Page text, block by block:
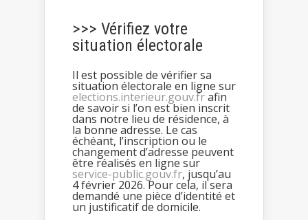
>>> Vérifiez votre
situation électorale
Il est possible de vérifier sa
situation électorale en ligne sur
elections.interieur.gouv.frafin
de savoir si l’on est bien inscrit
dans notre lieu de résidence, à
la bonne adresse. Le cas
échéant, l’inscription ou le
changement d’adresse peuvent
être réalisés en ligne sur
service-public.gouv.fr, jusqu’au
4 février 2026. Pour cela, il sera
demandé une pièce d’identité et
un justificatif de domicile.